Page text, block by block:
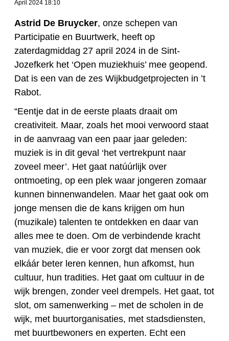
April 2024 18:10
Astrid De Bruycker, onze schepen van
Participatie en Buurtwerk, heeft op
zaterdagmiddag 27 april 2024 in de Sint-
Jozefkerk het ‘Open muziekhuis’ mee geopend.
Dat is een van de zes Wijkbudgetprojecten in ’t
Rabot.
“Eentje dat in de eerste plaats draait om
creativiteit. Maar, zoals het mooi verwoord staat
in de aanvraag van een paar jaar geleden:
muziek is in dit geval ‘het vertrekpunt naar
zoveel meer’. Het gaat natúúrlijk over
ontmoeting, op een plek waar jongeren zomaar
kunnen binnenwandelen. Maar het gaat ook om
jonge mensen die de kans krijgen om hun
(muzikale) talenten te ontdekken en daar van
alles mee te doen. Om de verbindende kracht
van muziek, die er voor zorgt dat mensen ook
elkáár beter leren kennen, hun afkomst, hun
cultuur, hun tradities. Het gaat om cultuur in de
wijk brengen, zonder veel drempels. Het gaat, tot
slot, om samenwerking – met de scholen in de
wijk, met buurtorganisaties, met stadsdiensten,
met buurtbewoners en experten. Echt een